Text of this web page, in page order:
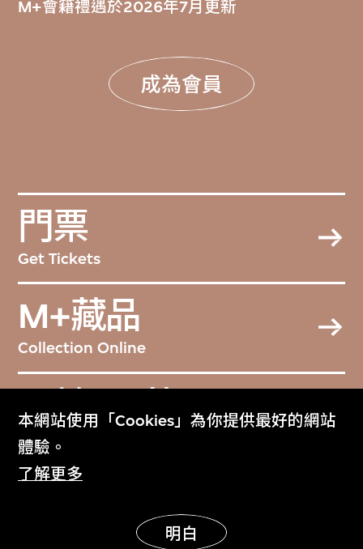
本網站使用「Cookies」為你提供最好的網站
體驗。
了解更多
明白
M+會籍禮遇於2026年7月更新
成為會員
門票
Get Tickets
M+藏品
Collection Online
關於M+藏品
About the Collection
M+雜誌